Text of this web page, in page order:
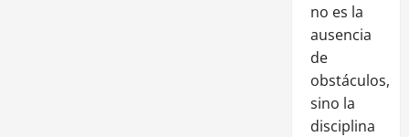
no es la
ausencia
de
obstáculos,
sino la
disciplina